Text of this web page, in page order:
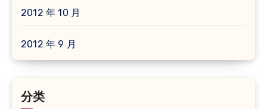
2012 年 10 月
2012 年 9 月
分类